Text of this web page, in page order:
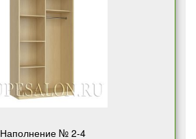
Наполнение № 2-4